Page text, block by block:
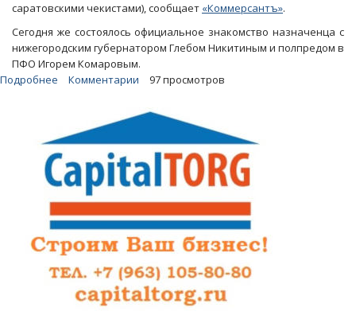
саратовскими чекистами), сообщает «Коммерсантъ».
Сегодня же состоялось официальное знакомство назначенца с
нижегородским губернатором Глебом Никитиным и полпредом в
ПФО Игорем Комаровым.
Подробнее
официально
представили
нижегородским
чекистам
Комментарии 97 просмотров